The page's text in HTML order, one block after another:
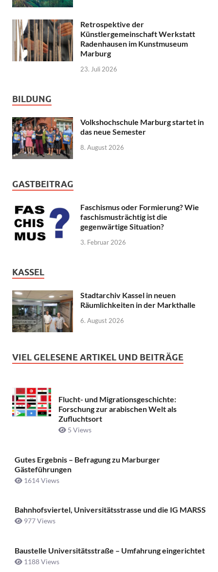
Retrospektive der
Künstlergemeinschaft Werkstatt
Radenhausen im Kunstmuseum
Marburg
23. Juli 2026
BILDUNG
Volkshochschule Marburg startet in
das neue Semester
8. August 2026
GASTBEITRAG
Faschismus oder Formierung? Wie
faschismusträchtig ist die
gegenwärtige Situation?
3. Februar 2026
KASSEL
Stadtarchiv Kassel in neuen
Räumlichkeiten in der Markthalle
6. August 2026
VIEL GELESENE ARTIKEL UND BEITRÄGE
Flucht- und Migrationsgeschichte:
Forschung zur arabischen Welt als
Zufluchtsort
5 Views
Gutes Ergebnis – Befragung zu Marburger
Gästeführungen
1614 Views
Bahnhofsviertel, Universitätsstrasse und die IG MARSS
977 Views
Baustelle Universitätsstraße ­– Umfahrung eingerichtet
1188 Views